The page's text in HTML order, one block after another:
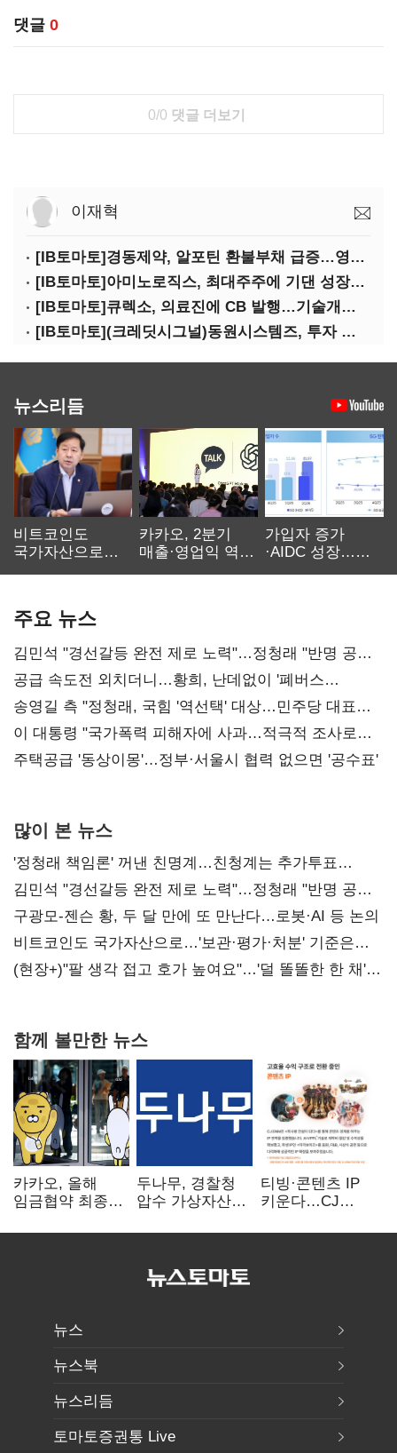
댓글 0
0/0 댓글 더보기
이재혁
[IB토마토]경동제약, 알포틴 환불부채 급증…영업이익 30% 잠식
[IB토마토]아미노로직스, 최대주주에 기댄 성장…높은 의존도 '양날의 검'
[IB토마토]큐렉소, 의료진에 CB 발행…기술개발 명분 뒤 보상 논란
[IB토마토](크레딧시그널)동원시스템즈, 투자 속도 조절이 만든 재무 안정화
뉴스리듬
비트코인도
국가자산으로…'
카카오, 2분기
매출·영업익 역대
가입자 증가
·AIDC 성장…
주요 뉴스
김민석 "경선갈등 완전 제로 노력"…정청래 "반명 공세
사과부터"
공급 속도전 외치더니…황희, 난데없이 '폐버스
리모델링' 제안
송영길 측 "정청래, 국힘 '역선택' 대상…민주당 대표로
총선 지휘 못해"
이 대통령 "국가폭력 피해자에 사과…적극적 조사로
진실 밝혀야"
주택공급 '동상이몽'…정부·서울시 협력 없으면 '공수표'
많이 본 뉴스
'정청래 책임론' 꺼낸 친명계…친청계는 추가투표
때리기
김민석 "경선갈등 완전 제로 노력"…정청래 "반명 공세
사과부터"
구광모-젠슨 황, 두 달 만에 또 만난다…로봇·AI 등 논의
비트코인도 국가자산으로…'보관·평가·처분' 기준은
숙제
(현장+)"팔 생각 접고 호가 높여요"…'덜 똘똘한 한 채'
함께 볼만한 뉴스
카카오, 올해
임금협약 최종
인상·격려금
두나무, 경찰청
압수 가상자산
커스터디 사업
티빙·콘텐츠 IP
키운다…CJ
글로벌 확장 가속
뉴스
뉴스북
뉴스리듬
토마토증권통 Live